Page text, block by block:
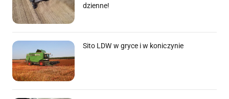
dzienne!
Sito LDW w gryce i w koniczynie